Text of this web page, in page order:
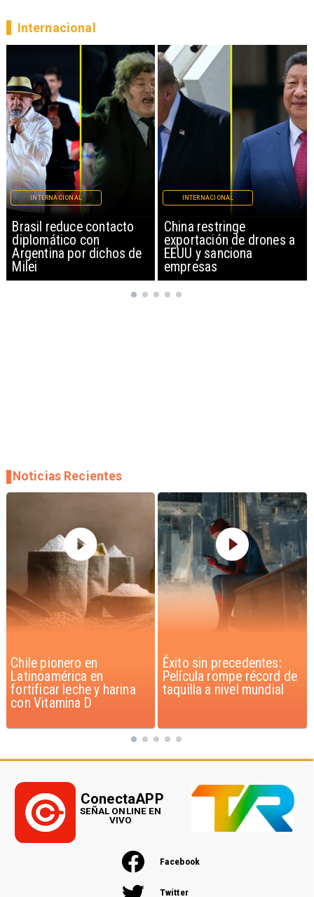
China restringe
exportación de drones a
EEUU y sanciona
empresas
INTERNACIONAL
Papa León XIV anuncia
gira por Sudamérica
INTERNACIONAL
Internacional
Éxito sin precedentes:
Película rompe récord de
taquilla a nivel mundial
Corte Suprema confirma
pago de $1.000 millones
por caso ProCultura
Noticias Recientes
Facebook
Twitter
ConectaAPP
SEÑAL ONLINE EN
VIVO